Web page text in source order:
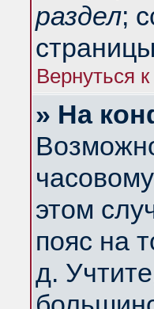
раздел;
Вернуться
» На
этом
пояс на
д.